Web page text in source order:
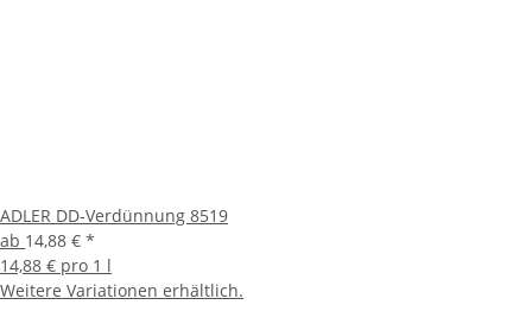
ADLER DD-Verdünnung 8519
ab 14,88 € *
14,88 € pro 1 l
Weitere Variationen erhältlich.